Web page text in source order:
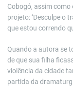
Cobogó, assim
projeto: ‘Desculpe o
que estou correndo
Quando a autora se
de que sua filha
violência da cidade
partida da